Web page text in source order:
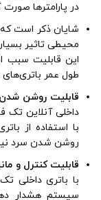
در پارامترها صورت
شایان ذکر است که
محیطی تاثیر
این قابلیت سبب
طول عمر
قابلیت روشن شدن
داخلی آنلاین تک
روشن شدن سرد
قابلیت کنترل و
سیستم هشدار